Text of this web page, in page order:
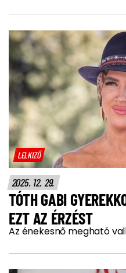
LELKIZŐ
2025. 12. 29.
TÓTH GABI
EZT AZ ÉRZÉST
Az énekesnő megható